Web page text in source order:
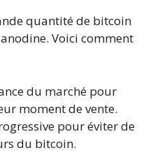
quantité de bitcoin
Voici comment
du marché pour
moment de vente.
pour éviter de
du bitcoin.